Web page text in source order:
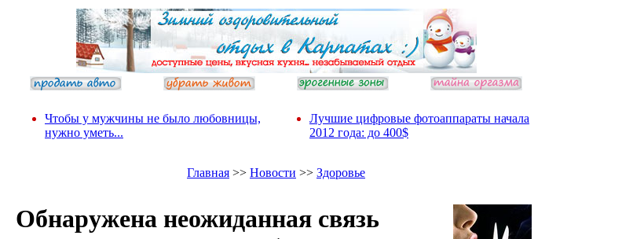
Чтобы у мужчины не было любовницы,
нужно уметь...
Лучшие цифровые фотоаппараты начала
2012 года: до 400$
Главная >> Новости >> Здоровье
Обнаружена неожиданная связь